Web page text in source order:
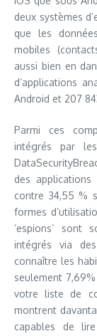
deux systèmes
que les
mobiles
aussi bien en
d’applications
Android et 207
Parmi ces
intégrés par les
des
contre 34,55 %
formes
‘espions’ sont
intégrés via
connaître les
seulement
votre liste de
montrent
capables de